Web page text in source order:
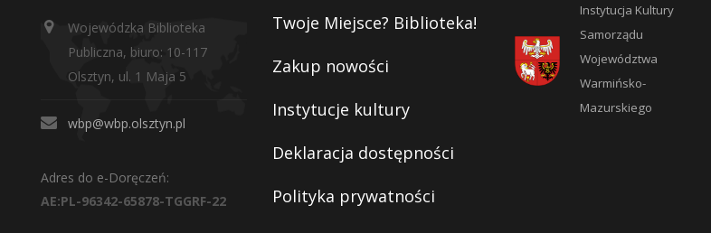
Wojewódzka Biblioteka
Publiczna, biuro: 10-117
Olsztyn, ul. 1 Maja 5
wbp@wbp.olsztyn.pl
Adres do e-Doręczeń:
AE:PL-96342-65878-TGGRF-22
Twoje Miejsce? Biblioteka!
Zakup nowości
Instytucje kultury
Deklaracja dostępności
Polityka prywatności
Instytucja Kultury
Samorządu
Województwa
Warmińsko-
Mazurskiego